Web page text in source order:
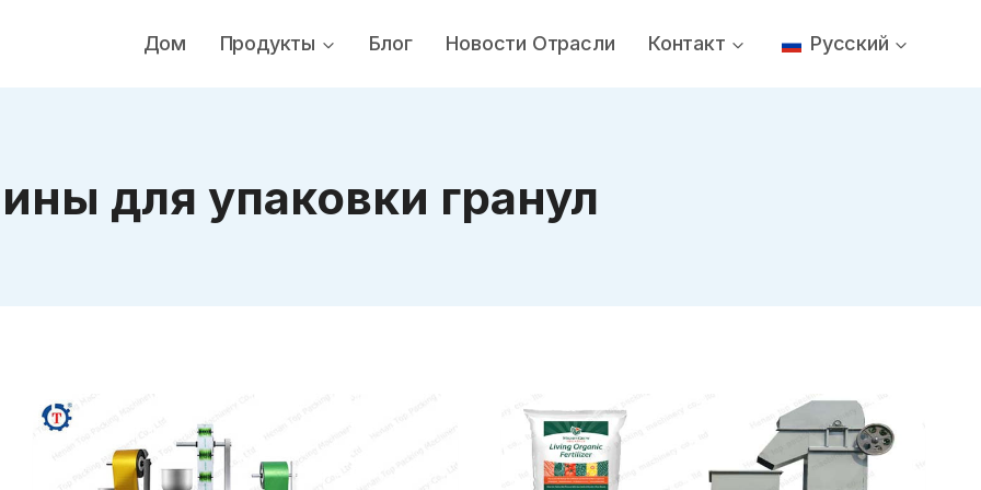
Дом Продукты Блог Новости Отрасли Контакт Русский
для упаковки гранул